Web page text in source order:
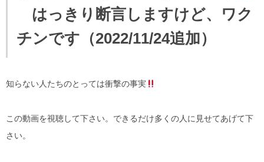
はっきり断言しますけど、ワク
チンです（2022/11/24追加）
知らない人たちのとっては衝撃の事実
この動画を視聴して下さい。できるだけ多くの人に見せてあげて下
さい。